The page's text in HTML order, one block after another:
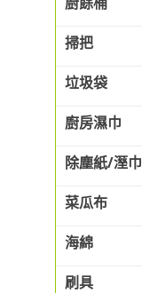
掃把
垃圾袋
廚房濕巾
除塵紙/溼巾
菜瓜布
海綿
刷具